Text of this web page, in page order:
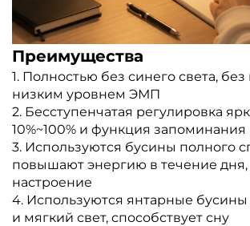
Преимущества
1. Полностью без синего света,
низким уровнем ЭМП
2. Бесступенчатая регулировка
10%~100% и функция запоминания
3. Используются бусины полного
повышают энергию в течение
настроение
4. Используются янтарные бусины
и мягкий свет, способствует сну